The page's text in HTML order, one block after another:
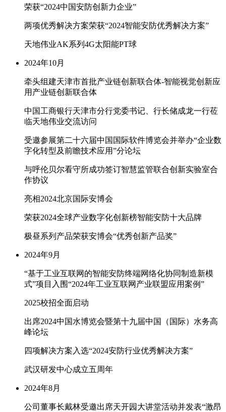
荣获“2024中国安防创新力企业”
两项优秀解决方案荣获“2024智能安防优秀解决方案”
天地伟业AK系列4G太阳能PT球
2024年10月
牵头组建天津市首批产业链创新联合体-智能视觉创新应
用产业链创新联合体
中国工商银行天津市分行党委书记、行长储成龙一行莅
临天地伟业交流访问
受邀参展第二十六届中国国际软件博览会并举办“企业数
字化转型及前瞻技术应用”分论坛
与呼伦贝尔看守所成功签订智慧监管联合创新实验室合
作协议
亮相2024北京国际安博会
荣获2024全球产业数字化创新榜智能安防十大品牌
极昼系列产品荣获安博会“优秀创新产品奖”
2024年9月
“基于工业互联网的智能安防终端网络化协同制造新模
式”项目入围“2024年工业互联网产业联盟应用案例”
2025校招全面启动
出席2024中国水博览会暨第十九届中国（国际）水务高
峰论坛
四项解决方案入选“2024安防行业优秀解决方案”
武汉研发中心成立五周年
2024年8月
公司董事长戴林受邀出席天开园大讲堂活动并发表“激昂